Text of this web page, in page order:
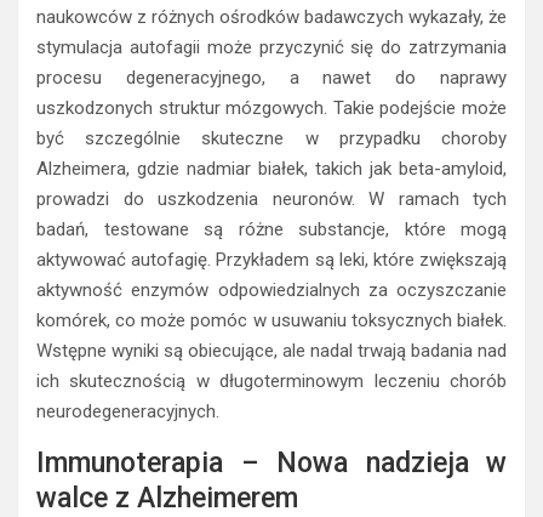
naukowców z różnych ośrodków badawczych wykazały, że
stymulacja autofagii może przyczynić się do zatrzymania
procesu degeneracyjnego, a nawet do naprawy
uszkodzonych struktur mózgowych. Takie podejście może
być szczególnie skuteczne w przypadku choroby
Alzheimera, gdzie nadmiar białek, takich jak beta-amyloid,
prowadzi do uszkodzenia neuronów. W ramach tych
badań, testowane są różne substancje, które mogą
aktywować autofagię. Przykładem są leki, które zwiększają
aktywność enzymów odpowiedzialnych za oczyszczanie
komórek, co może pomóc w usuwaniu toksycznych białek.
Wstępne wyniki są obiecujące, ale nadal trwają badania nad
ich skutecznością w długoterminowym leczeniu chorób
neurodegeneracyjnych.
Immunoterapia – Nowa nadzieja w
walce z Alzheimerem